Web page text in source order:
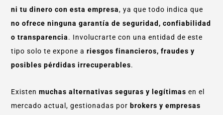
ni tu dinero con esta empresa, ya que todo indica que
no ofrece ninguna garantía de seguridad, confiabilidad
o transparencia. Involucrarte con una entidad de este
tipo solo te expone a riesgos financieros, fraudes y
posibles pérdidas irrecuperables.
Existen muchas alternativas seguras y legítimas en el
mercado actual, gestionadas por brokers y empresas